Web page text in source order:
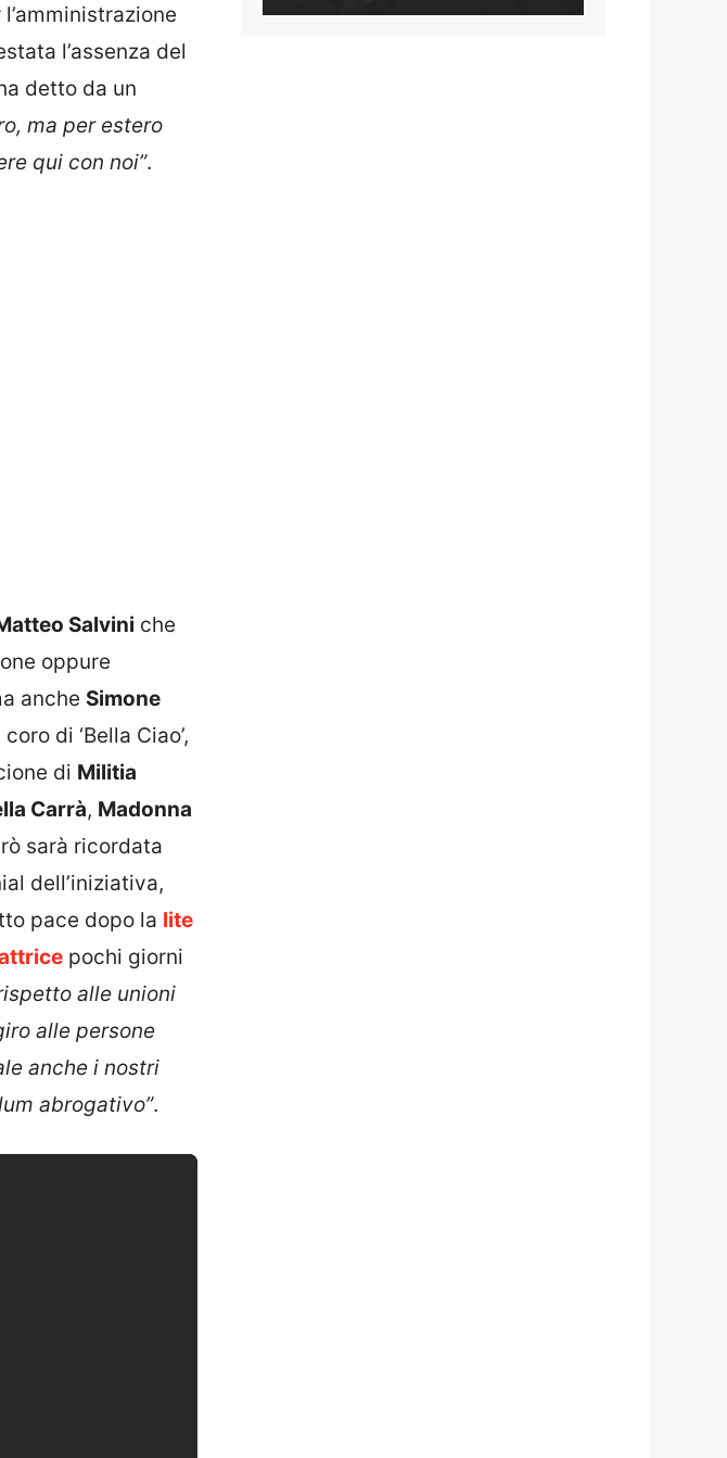
l’assenza del
detto da un
ma per estero
qui con noi”.
Salvini che
oppure
anche Simone
di ‘Bella Ciao’,
di Militia
Carrà, Madonna
sarà ricordata
dell’iniziativa,
pace dopo la lite
pochi giorni
alle unioni
alle persone
anche i nostri
abrogativo”.